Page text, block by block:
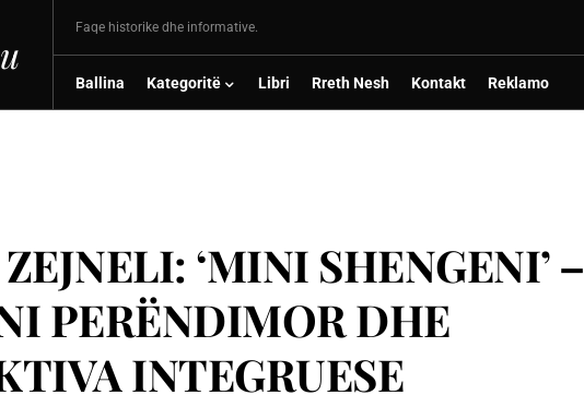
Faqe historike dhe informative.
Ballina Kategoritë Libri Rreth Nesh Kontakt Reklamo
‘MINI SHENGENI’ –
PERËNDIMOR DHE
INTEGRUESE